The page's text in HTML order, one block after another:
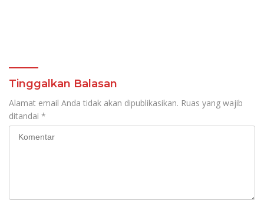
Tinggalkan Balasan
Alamat email Anda tidak akan dipublikasikan. Ruas yang wajib
ditandai *